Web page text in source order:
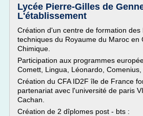
Lycée Pierre-Gilles de
L'établissement
Création d'un centre de formation des
techniques du Royaume du Maroc en
Chimique.
Participation aux programmes
Comett, Lingua, Léonardo, Comenius,
Création du CFA ID2F île de France
partenariat avec l'université de paris
Cachan.
Création de 2 dîplomes post - bts :